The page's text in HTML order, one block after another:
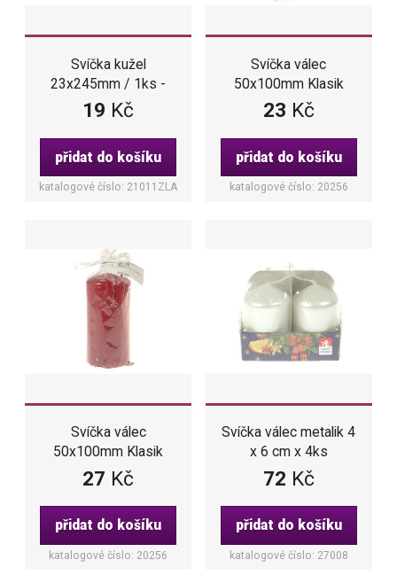
Svíčka kužel
23x245mm / 1ks -
Zlatá metalik
19 Kč
přidat do košíku
katalogové číslo: 21011ZLA
Svíčka válec
50x100mm Klasik
červená
23 Kč
přidat do košíku
katalogové číslo: 20256
Svíčka válec
50x100mm Klasik
bordó
27 Kč
přidat do košíku
katalogové číslo: 20256
Svíčka válec metalik 4
x 6 cm x 4ks
perleťová
72 Kč
přidat do košíku
katalogové číslo: 27008